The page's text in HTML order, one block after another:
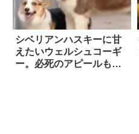
シベリアンハスキーに甘
えたいウェルシュコーギ
ー。必死のアピールも実